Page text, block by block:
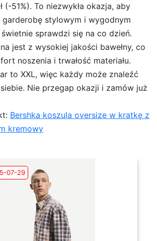
(-51%). To niezwykła okazja, aby
garderobę stylowym i wygodnym
sprawdzi się na co dzień.
jest z wysokiej jakości bawełny, co
noszenia i trwałość materiału.
to XXL, więc każdy może znaleźć
Nie przegap okazji i zamów już
Bershka koszula oversize w kratkę z
kremowy
07-29